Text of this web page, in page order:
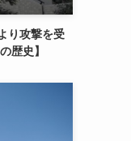
り攻撃を受
歴史】